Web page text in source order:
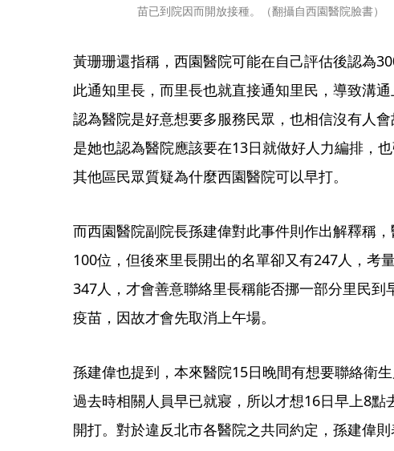
苗已到院因而開放接種。（翻攝自西園醫院臉書）
黃珊珊還指稱，西園醫院可能在自己評估後認為
此通知里長，而里長也就直接通知里民，導致溝
認為醫院是好意想要多服務民眾，也相信沒有人
是她也認為醫院應該要在13日就做好人力編排，
其他區民眾質疑為什麼西園醫院可以早打。
而西園醫院副院長孫建偉對此事件則作出解釋稱
100位，但後來里長開出的名單卻又有247人，考
347人，才會善意聯絡里長稱能否挪一部分里民到
疫苗，因故才會先取消上午場。
孫建偉也提到，本來醫院15日晚間有想要聯絡衛
過去時相關人員早已就寢，所以才想16日早上8點
開打。對於違反北市各醫院之共同約定，孫建偉